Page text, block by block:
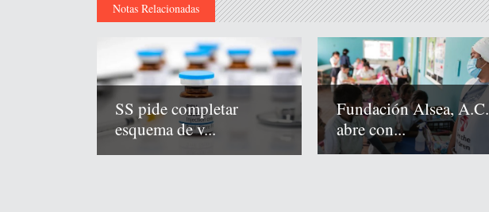
Notas Relacionadas
SS pide completar
esquema de v...
Fundación Alsea, A.C.
abre con...